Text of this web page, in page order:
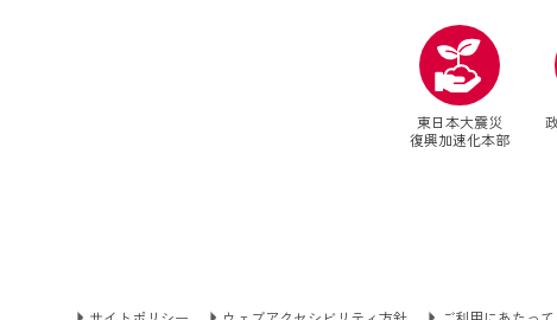
東日本大震災
復興加速化本部